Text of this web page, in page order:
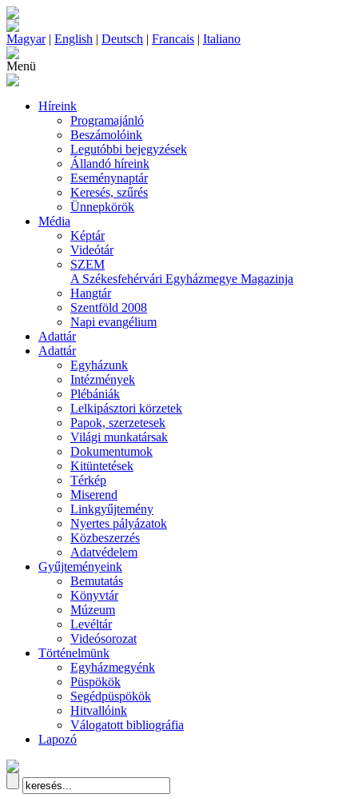
Magyar| English | Deutsch | Francais | Italiano
Menü
Híreink
Programajánló
Beszámolóink
Legutóbbi bejegyzések
Állandó híreink
Eseménynaptár
Keresés, szűrés
Ünnepkörök
Média
Képtár
Videótár
SZEM
A Székesfehérvári Egyházmegye Magazinja
Hangtár
Szentföld 2008
Napi evangélium
Adattár
Adattár
Egyházunk
Intézmények
Plébániák
Lelkipásztori körzetek
Papok, szerzetesek
Világi munkatársak
Dokumentumok
Kitüntetések
Térkép
Miserend
Linkgyűjtemény
Nyertes pályázatok
Közbeszerzés
Adatvédelem
Gyűjteményeink
Bemutatás
Könyvtár
Múzeum
Levéltár
Videósorozat
Történelmünk
Egyházmegyénk
Püspökök
Segédpüspökök
Hitvallóink
Válogatott bibliográfia
Lapozó